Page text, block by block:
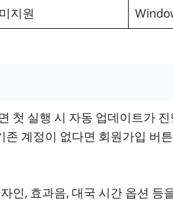
지원
첫 실행 시 자동 업데이트가
존 계정이 없다면 회원가입 버
인, 효과음, 대국 시간 옵션 등